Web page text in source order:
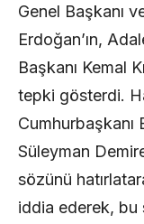
Genel Başkanı
Erdoğan’ın,
Başkanı Kemal
tepki gösterdi.
Cumhurbaşkanı
Süleyman
sözünü
iddia ederek, bu